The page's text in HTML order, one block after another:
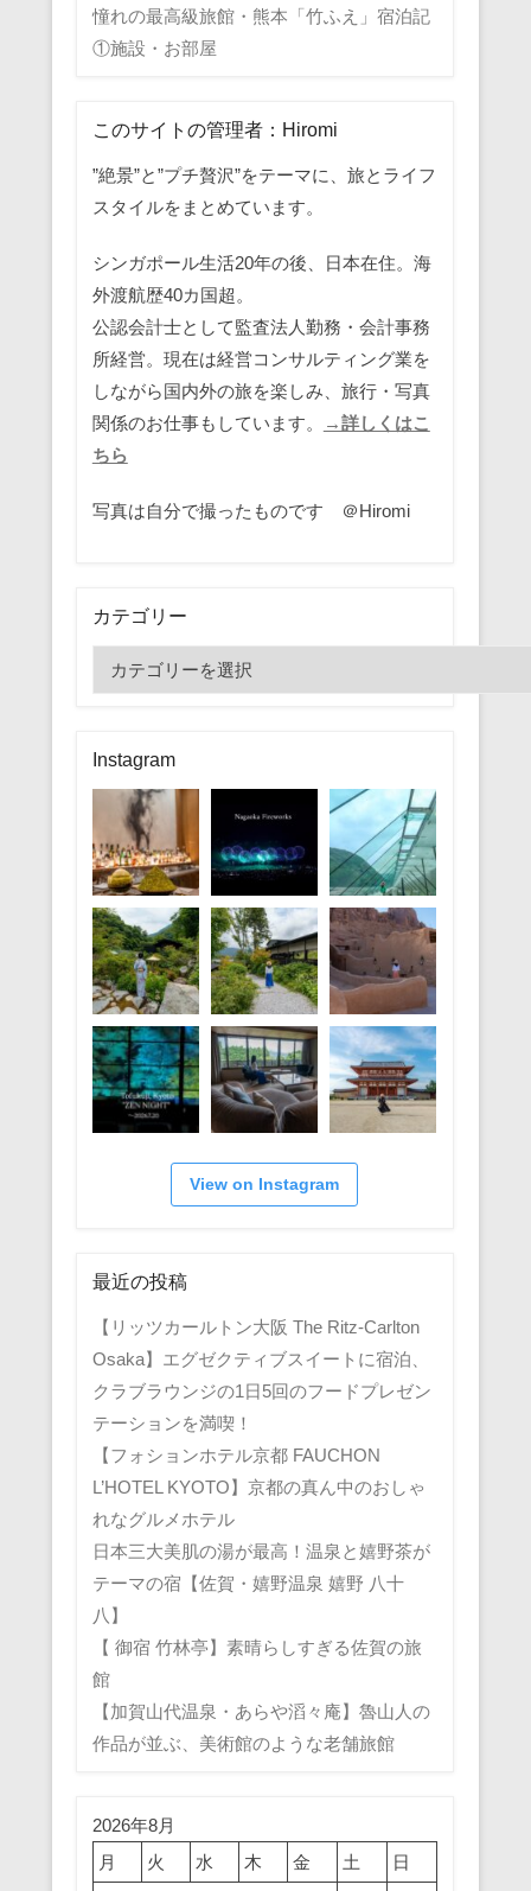
憧れの最高級旅館・熊本「竹ふえ」宿泊記
①施設・お部屋
このサイトの管理者：Hiromi
”絶景”と”プチ贅沢”をテーマに、旅とライフ
スタイルをまとめています。
シンガポール生活20年の後、日本在住。海
外渡航歴40カ国超。
公認会計士として監査法人勤務・会計事務
所経営。現在は経営コンサルティング業を
しながら国内外の旅を楽しみ、旅行・写真
関係のお仕事もしています。
→詳しくはこ
ちら
写真は自分で撮ったものです ＠Hiromi
カテゴリー
テ
リ
ー
Instagram
View on Instagram
最近の投稿
【リッツカールトン大阪 The Ritz-Carlton
Osaka】エグゼクティブスイートに宿泊、
クラブラウンジの1日5回のフードプレゼン
テーションを満喫！
【フォションホテル京都 FAUCHON
L’HOTEL KYOTO】京都の真ん中のおしゃ
れなグルメホテル
日本三大美肌の湯が最高！温泉と嬉野茶が
テーマの宿【佐賀・嬉野温泉 嬉野 八十
八】
【 御宿 竹林亭】素晴らしすぎる佐賀の旅
館
【加賀山代温泉・あらや滔々庵】魯山人の
作品が並ぶ、美術館のような老舗旅館
2026年8月
月
火 水 木 金 土
日